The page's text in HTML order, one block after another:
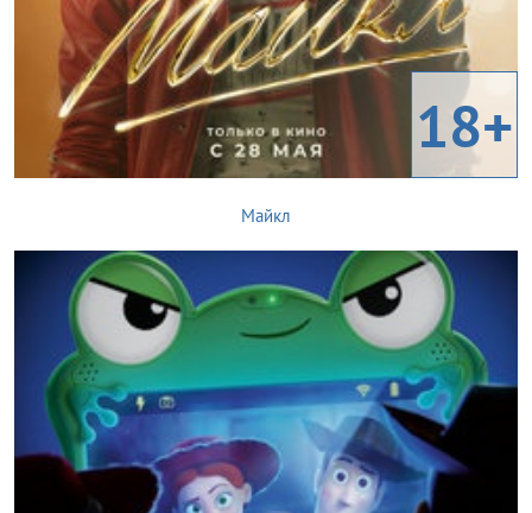
18+
Майкл